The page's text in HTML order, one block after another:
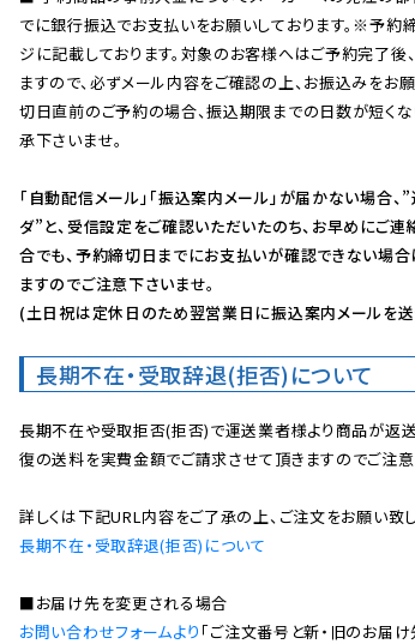
でに銀行振込でお支払いをお願いしております。※予約
ジに記載しております。対象のお客様へはご予約完了後
ますので、必ずメール内容をご確認の上、お振込みをお
切日直前のご予約の場合、振込期限までの日数が短くな
承下さいませ。
「自動配信メール」「振込案内メール」が届かない場合、
ダ”と、受信設定をご確認いただいたのち、お早めにご連
合でも、予約締切日までにお支払いが確認できない場合
ますのでご注意下さいませ。
(土日祝は定休日のため翌営業日に振込案内メールを送
長期不在・受取辞退(拒否)について
長期不在や受取拒否(拒否)で運送業者様より商品が返
復の送料を実費金額でご請求させて頂きますのでご注意
長期不在・受取辞退(拒否)について
お問い合わせフォームより 「ご注文番号と新・旧のお届